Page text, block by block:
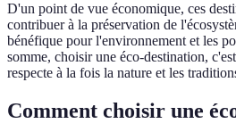
D'un point de vue économique, ces
contribuer à la préservation de
bénéfique pour l'environnement et les
somme, choisir une éco-destination,
respecte à la fois la nature et les
Comment choisir une